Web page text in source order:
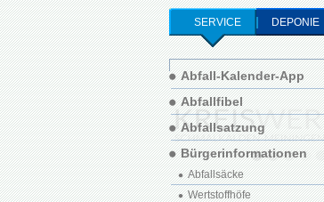
SERVICE DEPONIE
Abfall-Kalender-App
Abfallfibel
Abfallsatzung
Bürgerinformationen
Abfallsäcke
Wertstoffhöfe